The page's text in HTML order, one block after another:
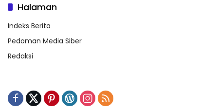
Halaman
Indeks Berita
Pedoman Media Siber
Redaksi